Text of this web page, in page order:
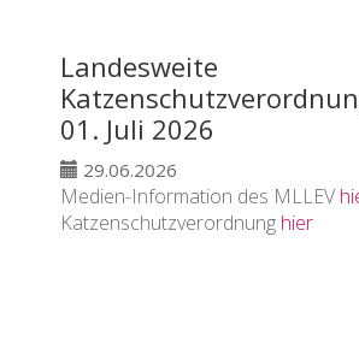
Landesweite
01. Juli 2026
29.06.2026
Medien-Information des MLLEV
Katzenschutzverordnung hier